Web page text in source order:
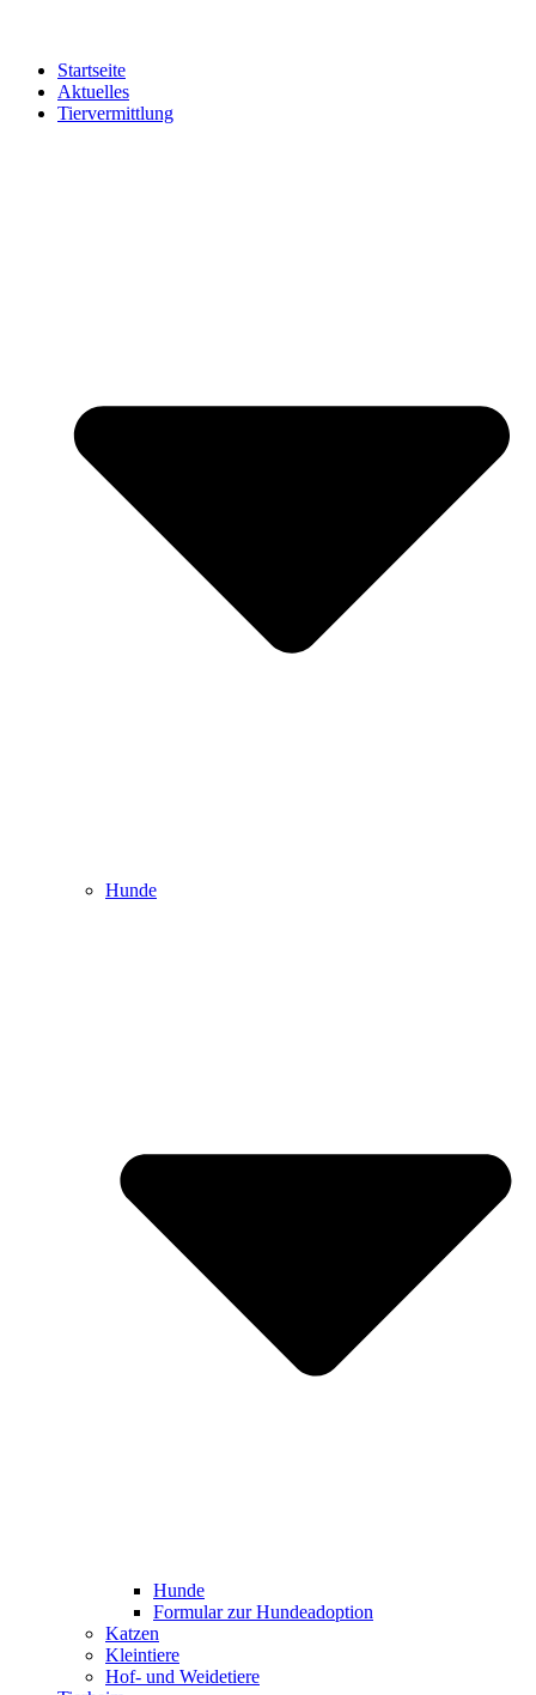
Startseite
Aktuelles
Tiervermittlung
Hunde
Hunde
Formular zur Hundeadoption
Katzen
Kleintiere
Hof- und Weidetiere